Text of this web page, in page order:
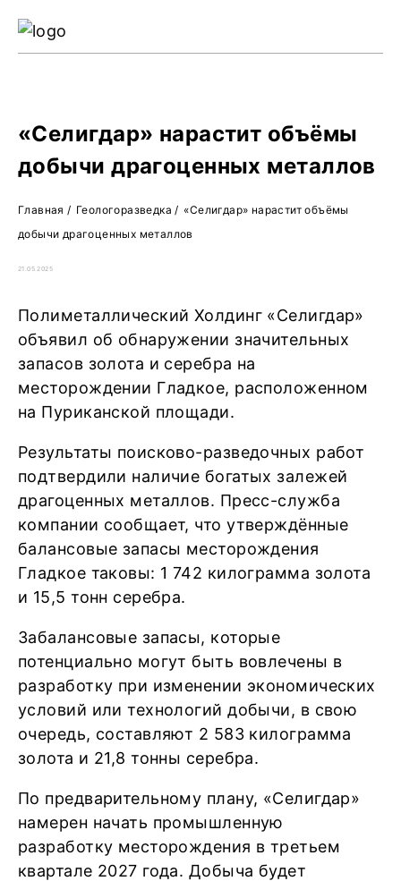
«Селигдар» нарастит объёмы
добычи драгоценных металлов
Главная / Геологоразведка/ «Селигдар» нарастит объёмы
добычи драгоценных металлов
21.05.2025
Полиметаллический Холдинг «Селигдар»
объявил об обнаружении значительных
запасов золота и серебра на
месторождении Гладкое, расположенном
на Пуриканской площади.
Результаты поисково-разведочных работ
подтвердили наличие богатых залежей
драгоценных металлов. Пресс-служба
компании сообщает, что утверждённые
балансовые запасы месторождения
Гладкое таковы: 1 742 килограмма золота
и 15,5 тонн серебра.
Забалансовые запасы, которые
потенциально могут быть вовлечены в
разработку при изменении экономических
условий или технологий добычи, в свою
очередь, составляют 2 583 килограмма
золота и 21,8 тонны серебра.
По предварительному плану, «Селигдар»
намерен начать промышленную
разработку месторождения в третьем
квартале 2027 года. Добыча будет